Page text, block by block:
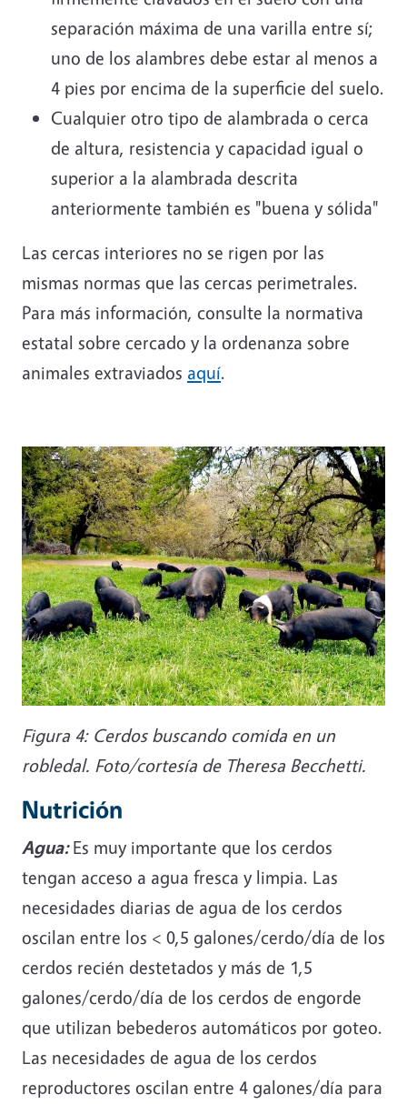
separación máxima de una varilla entre sí;
uno de los alambres debe estar al menos a
4 pies por encima de la superficie del suelo.
Cualquier otro tipo de alambrada o cerca
de altura, resistencia y capacidad igual o
superior a la alambrada descrita
anteriormente también es "buena y sólida"
Las cercas interiores no se rigen por las
mismas normas que las cercas perimetrales.
Para más información, consulte la normativa
estatal sobre cercado y la ordenanza sobre
animales extraviados aquí.
Figura 4: Cerdos buscando comida en un
robledal. Foto/cortesía de Theresa Becchetti.
Nutrición
Agua:Es muy importante que los cerdos
tengan acceso a agua fresca y limpia. Las
necesidades diarias de agua de los cerdos
oscilan entre los < 0,5 galones/cerdo/día de los
cerdos recién destetados y más de 1,5
galones/cerdo/día de los cerdos de engorde
que utilizan bebederos automáticos por goteo.
Las necesidades de agua de los cerdos
reproductores oscilan entre 4 galones/día para